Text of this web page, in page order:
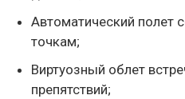
Автоматический полет
точкам;
Виртуозный облет
препятствий;